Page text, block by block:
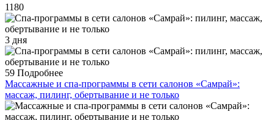
1180
3 дня
59 Подробнее
Массажные и спа-программы в сети салонов «Самрай»:
массаж, пилинг, обертывание и не только